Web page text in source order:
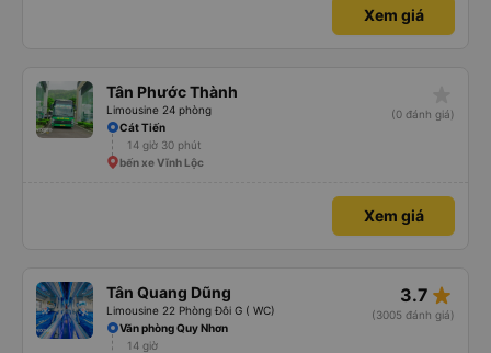
Xem giá
Tân Phước Thành
Limousine 24 phòng
(0 đánh giá)
Cát Tiến
14 giờ 30 phút
bến xe Vĩnh Lộc
Xem giá
Tân Quang Dũng
Limousine 22 Phòng Đôi G ( WC)
3.7 star_rate
(3005 đánh giá)
Văn phòng Quy Nhơn
14 giờ